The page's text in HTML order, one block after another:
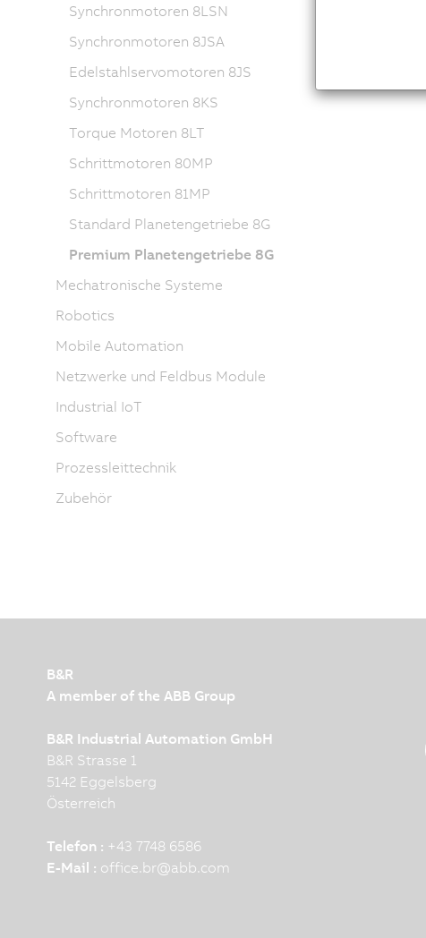
Synchronmotoren 8LSN
Synchronmotoren 8JSA
Edelstahlservomotoren 8JS
Synchronmotoren 8KS
Torque Motoren 8LT
Schrittmotoren 80MP
Schrittmotoren 81MP
Standard Planetengetriebe 8G
Premium Planetengetriebe 8G
Mechatronische Systeme
Robotics
Mobile Automation
Netzwerke und Feldbus Module
Industrial IoT
Software
Prozessleittechnik
Zubehör
B&R
A member of the ABB Group
B&R Industrial Automation GmbH
B&R Strasse 1
5142 Eggelsberg
Österreich
Telefon : +43 7748 6586
E-Mail : office.br@abb.com